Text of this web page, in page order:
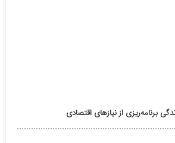
برنامه‌ریزی از نیازهای اقتصادی